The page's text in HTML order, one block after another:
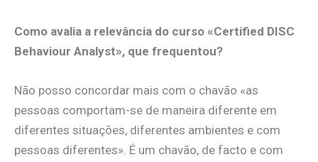
Como avalia a relevância do curso «Certified DISC
Behaviour Analyst», que frequentou?
Não posso concordar mais com o chavão «as
pessoas comportam-se de maneira diferente em
diferentes situações, diferentes ambientes e com
pessoas diferentes». É um chavão, de facto e com